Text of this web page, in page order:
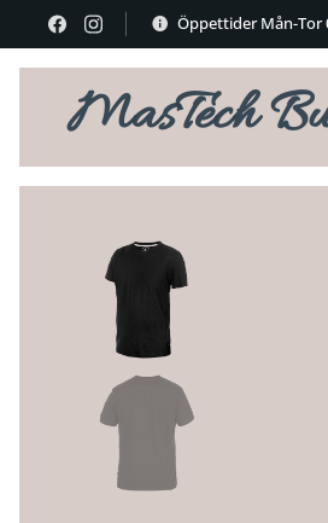
Öppettider Mån-Tor
MasTech